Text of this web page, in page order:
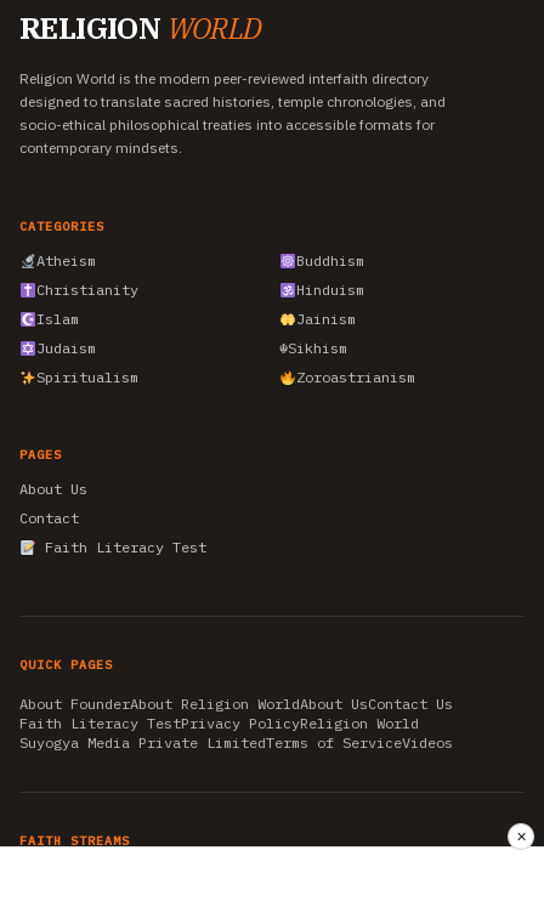
RELIGION WORLD
Religion World is the modern peer-reviewed interfaith directory
designed to translate sacred histories, temple chronologies, and
socio-ethical philosophical treaties into accessible formats for
contemporary mindsets.
CATEGORIES
Atheism
Buddhism
Christianity
Hinduism
Islam
Jainism
Judaism
☬Sikhism
Spiritualism
Zoroastrianism
PAGES
About Us
Contact
Faith Literacy Test
QUICK PAGES
About FounderAbout Religion WorldAbout UsContact Us
Faith Literacy TestPrivacy PolicyReligion World
Suyogya Media Private LimitedTerms of ServiceVideos
FAITH STREAMS ✕